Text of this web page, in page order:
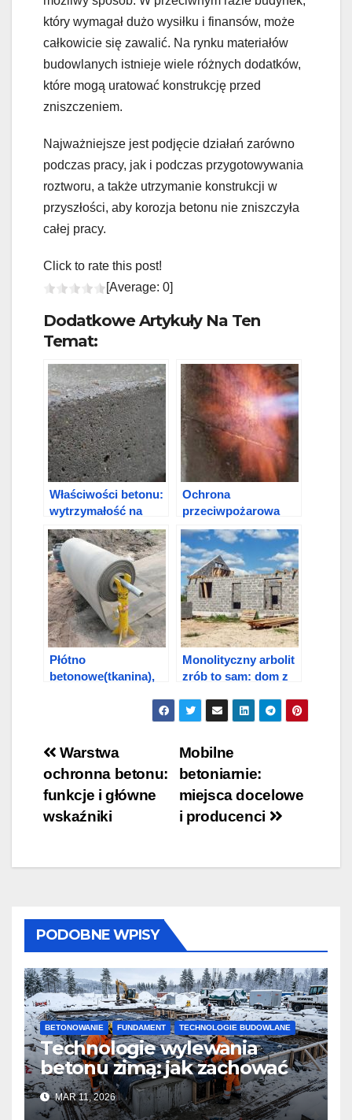
który wymagał dużo wysiłku i finansów, może
całkowicie się zawalić. Na rynku materiałów
budowlanych istnieje wiele różnych dodatków,
które mogą uratować konstrukcję przed
zniszczeniem.
Najważniejsze jest podjęcie działań zarówno
podczas pracy, jak i podczas przygotowywania
roztworu, a także utrzymanie konstrukcji w
przyszłości, aby korozja betonu nie zniszczyła
całej pracy.
Click to rate this post!
[Average: 0]
Dodatkowe Artykuły Na Ten
Temat:
Właściwości betonu:
wytrzymałość na
ściskanie, gęstość i
rozpraszanie ciepła
Ochrona
przeciwpożarowa
żelbetu / betonu:
wymagania, metody
ochrony i
technologia
Płótno
betonowe(tkanina),
Monolityczny arbolit
zrób to sam: dom z
Nawigacja
wpisu
Mobilne
betoniarnie:
miejsca docelowe
i producenci
Warstwa
ochronna betonu:
funkcje i główne
wskaźniki
PODOBNE WPISY
BETONOWANIE FUNDAMENT TECHNOLOGIE BUDOWLANE
Technologie wylewania
betonu zimą: jak zachować
jakość i przyspieszyć
twardnienie
MAR 11, 2026